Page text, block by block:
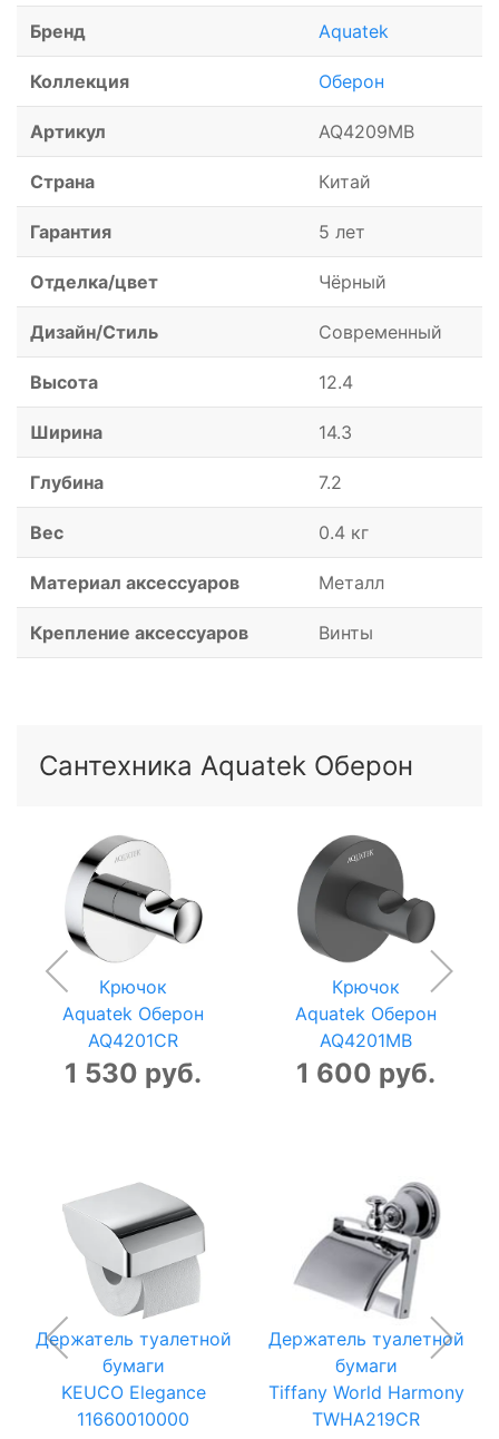
Бренд Aquatek
Коллекция Оберон
Артикул AQ4209MB
Страна Китай
Гарантия 5 лет
Отделка/цвет Чёрный
Дизайн/Стиль Современный
Высота 12.4
Ширина 14.3
Глубина 7.2
Вес 0.4 кг
Материал аксессуаров Металл
Крепление аксессуаров Винты
Сантехника Aquatek Оберон
Крючок
Aquatek Оберон
AQ4201CR
1 530 руб.
Крючок
Aquatek Оберон
AQ4201MB
1 600 руб.
Держатель туалетной
бумаги
KEUCO Elegance
11660010000
Держатель туалетной
бумаги
Tiffany World Harmony
TWHA219CR